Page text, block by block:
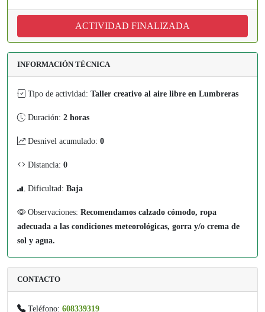
ACTIVIDAD FINALIZADA
INFORMACIÓN TÉCNICA
Tipo de actividad: Taller creativo al aire libre en Lumbreras
Duración: 2 horas
Desnivel acumulado: 0
Distancia: 0
Dificultad: Baja
Observaciones: Recomendamos calzado cómodo, ropa
adecuada a las condiciones meteorológicas, gorra y/o crema de
sol y agua.
CONTACTO
Teléfono: 608339319